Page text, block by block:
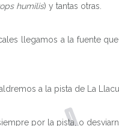
humilis) y tantas otras.
llegamos a la fuente
a la pista de La
por la pista, o